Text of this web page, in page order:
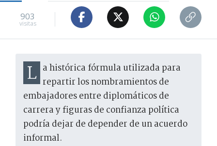
903
visitas
La histórica fórmula utilizada para repartir los nombramientos de
embajadores entre diplomáticos de
carrera y figuras de confianza política
podría dejar de depender de un acuerdo
informal.